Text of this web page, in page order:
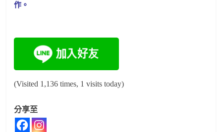
作。
(Visited 1,136 times, 1 visits today)
分享至